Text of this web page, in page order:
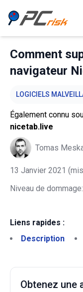
Comment
navigateur
LOGICIELS
Également connu
nicetab.live
Tomas
13 Janvier 2021
Niveau de dommage:
Liens rapides :
Description
Obtenez une